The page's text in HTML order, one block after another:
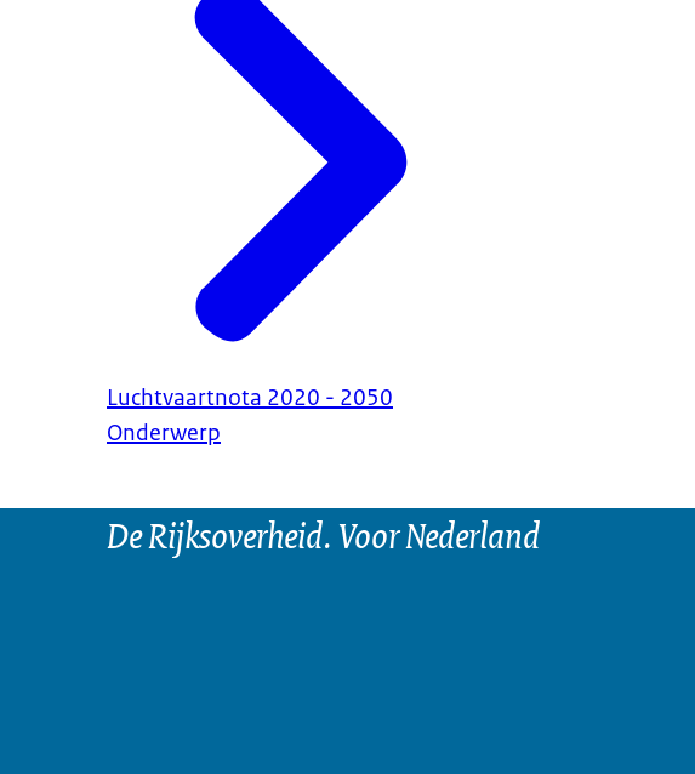
Luchtvaartnota 2020 - 2050
Onderwerp
De Rijksoverheid. Voor Nederland